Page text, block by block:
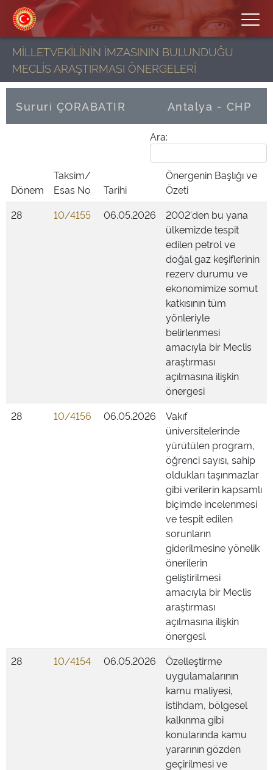
MİLLETVEKİLİNİN İMZASININ BULUNDUĞU
MECLİS ARAŞTIRMASI ÖNERGELERİ
Sururi ÇORABATIR Antalya - CHP
Ara:
Dönem
Taksim/
Esas No
Tarihi
Önergenin Başlığı ve
Özeti
28
10/4155 06.05.2026
2002'den bu yana
ülkemizde tespit
edilen petrol ve
doğal gaz keşiflerinin
rezerv durumu ve
ekonomimize somut
katkısının tüm
yönleriyle
belirlenmesi
amacıyla bir Meclis
araştırması
açılmasına ilişkin
önergesi
28
10/4156 06.05.2026
Vakıf
üniversitelerinde
yürütülen program,
öğrenci sayısı, sahip
oldukları taşınmazlar
gibi verilerin kapsamlı
biçimde incelenmesi
ve tespit edilen
sorunların
giderilmesine yönelik
önerilerin
geliştirilmesi
amacıyla bir Meclis
araştırması
açılmasına ilişkin
önergesi.
28
10/4154 06.05.2026
Özelleştirme
uygulamalarının
kamu maliyesi,
istihdam, bölgesel
kalkınma gibi
konularında kamu
yararının gözden
geçirilmesi ve